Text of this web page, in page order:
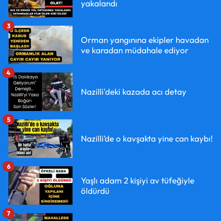
yakalandı
Orman yangınına ekipler havadan
ve karadan müdahale ediyor
3
Nazilli'deki kazada acı detay
4
Nazilli’de o kavşakta yine can kaybı!
5
Yaşlı adam 2 kişiyi av tüfeğiyle
öldürdü
6
7